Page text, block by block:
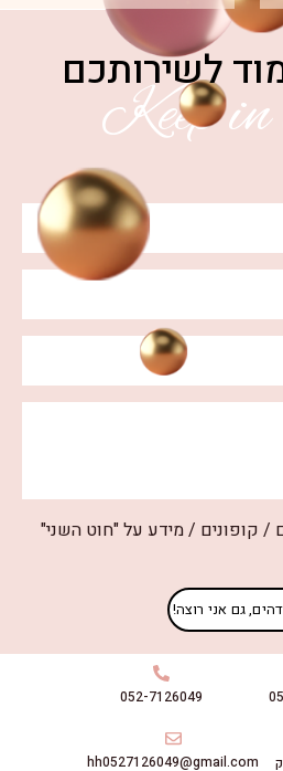
/ מידע על "חוט השני"
רוצה!
052-7126049